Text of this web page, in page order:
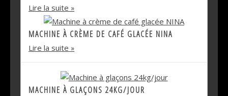
Lire la suite
MACHINE À CRÈME DE CAFÉ GLACÉE NINA
Lire la suite
MACHINE À GLAÇONS 24KG/JOUR